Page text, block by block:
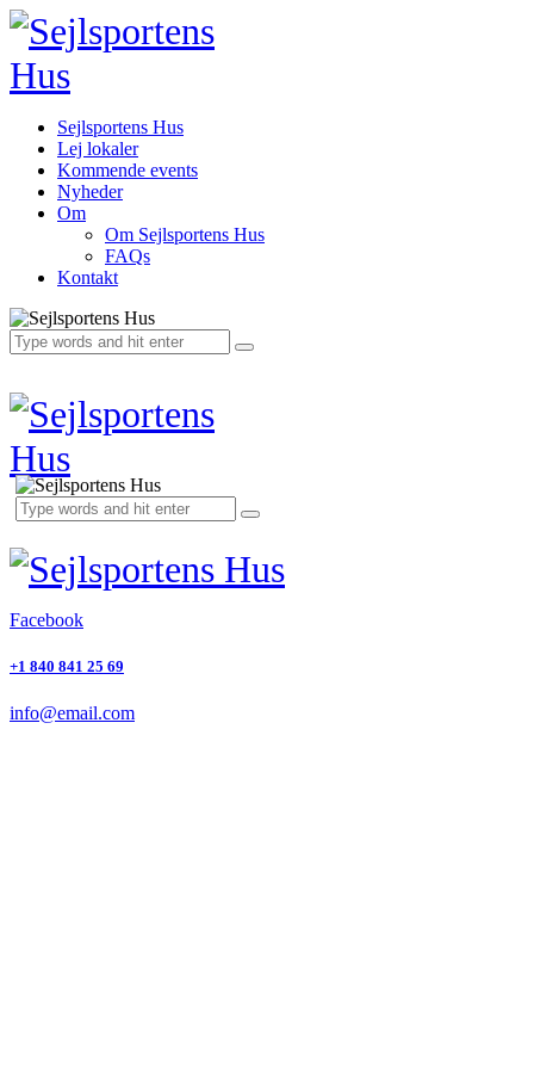
Sejlsportens Hus
Lej lokaler
Kommende events
Nyheder
Om
Om Sejlsportens Hus
FAQs
Kontakt
Facebook
+1 840 841 25 69
info@email.com